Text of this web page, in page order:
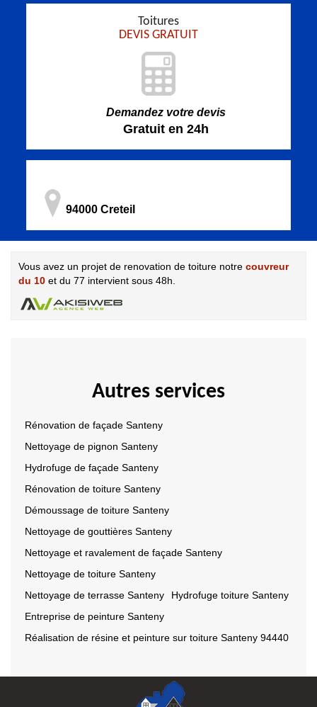
Toitures
DEVIS GRATUIT
Demandez votre devis
Gratuit en 24h
94000 Creteil
Vous avez un projet de renovation de toiture notre couvreur
du 10 et du 77 intervient sous 48h.
Autres services
Rénovation de façade Santeny
Nettoyage de pignon Santeny
Hydrofuge de façade Santeny
Rénovation de toiture Santeny
Démoussage de toiture Santeny
Nettoyage de gouttières Santeny
Nettoyage et ravalement de façade Santeny
Nettoyage de toiture Santeny
Nettoyage de terrasse Santeny
Hydrofuge toiture Santeny
Entreprise de peinture Santeny
Réalisation de résine et peinture sur toiture Santeny 94440